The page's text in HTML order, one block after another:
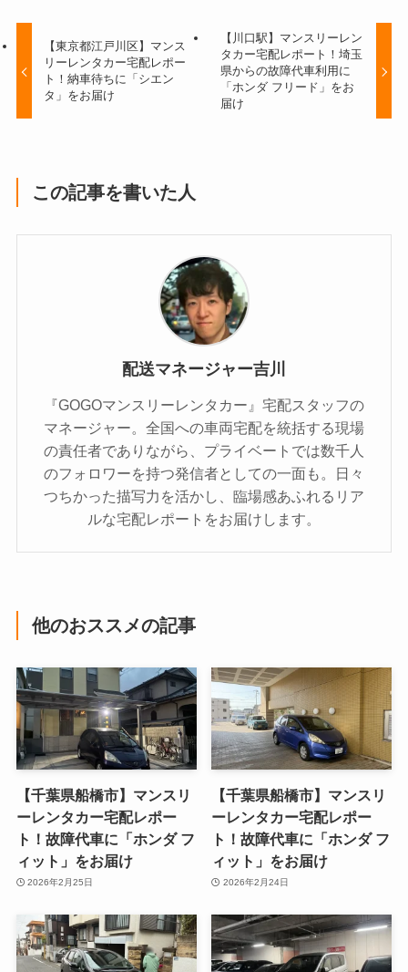
【東京都江戸川区】マンス
リーレンタカー宅配レポー
ト！納車待ちに「シエン
タ」をお届け
【川口駅】マンスリーレン
タカー宅配レポート！埼玉
県からの故障代車利用に
「ホンダ フリード」をお
届け
この記事を書いた人
配送マネージャー吉川
『GOGOマンスリーレンタカー』宅配スタッフの
マネージャー。全国への車両宅配を統括する現場
の責任者でありながら、プライベートでは数千人
のフォロワーを持つ発信者としての一面も。日々
つちかった描写力を活かし、臨場感あふれるリア
ルな宅配レポートをお届けします。
他のおススメの記事
【千葉県船橋市】マンスリ
ーレンタカー宅配レポー
ト！故障代車に「ホンダ フ
ィット」をお届け
2026年2月25日
【千葉県船橋市】マンスリ
ーレンタカー宅配レポー
ト！故障代車に「ホンダ フ
ィット」をお届け
2026年2月24日